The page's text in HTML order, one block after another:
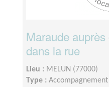
Maraude
dans la rue
Lieu : MELUN (77000)
Type :